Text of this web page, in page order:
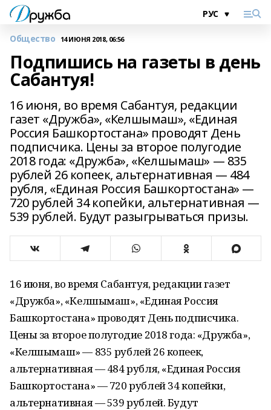
Общество 14 ИЮНЯ 2018, 06:56
Подпишись на газеты в день
Сабантуя!
16 июня, во время Сабантуя, редакции
газет «Дружба», «Келшымаш», «Единая
Россия Башкортостана» проводят День
подписчика. Цены за второе полугодие
2018 года: «Дружба», «Келшымаш» — 835
рублей 26 копеек, альтернативная — 484
рубля, «Единая Россия Башкортостана» —
720 рублей 34 копейки, альтернативная —
539 рублей. Будут разыгрываться призы.
16 июня, во время Сабантуя, редакции газет
«Дружба», «Келшымаш», «Единая Россия
Башкортостана» проводят День подписчика.
Цены за второе полугодие 2018 года: «Дружба»,
«Келшымаш» — 835 рублей 26 копеек,
альтернативная — 484 рубля, «Единая Россия
Башкортостана» — 720 рублей 34 копейки,
альтернативная — 539 рублей. Будут